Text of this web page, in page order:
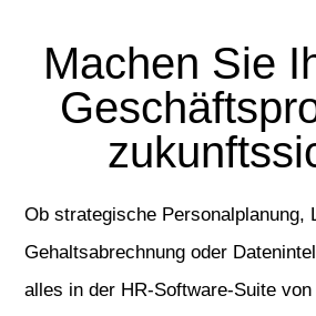
Machen Sie
Ob strategische Personalplanung,
Gehaltsabrechnung oder
alles in der HR-Software-Suite